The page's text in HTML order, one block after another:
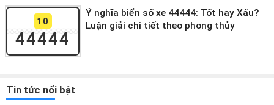
10
44444
Ý nghĩa biển số xe 44444: Tốt hay Xấu?
Luận giải chi tiết theo phong thủy
Tin tức nổi bật